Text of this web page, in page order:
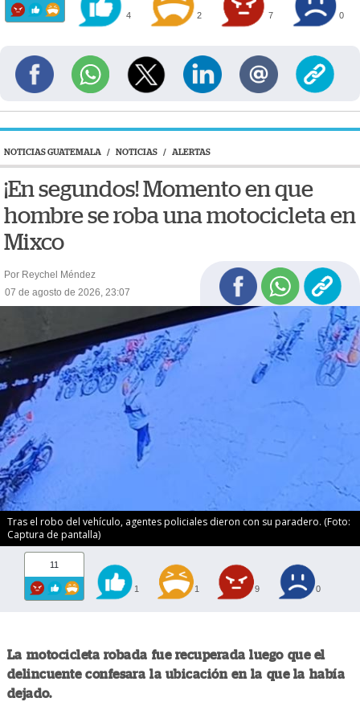
4 2 7 0
NOTICIAS GUATEMALA / NOTICIAS / ALERTAS
¡En segundos! Momento en que
hombre se roba una motocicleta en
Mixco
Por Reychel Méndez
07 de agosto de 2026, 23:07
Tras el robo del vehículo, agentes policiales dieron con su paradero. (Foto:
Captura de pantalla)
11
1 1 9 0
La motocicleta robada fue recuperada luego que el
delincuente confesara la ubicación en la que la había
dejado.